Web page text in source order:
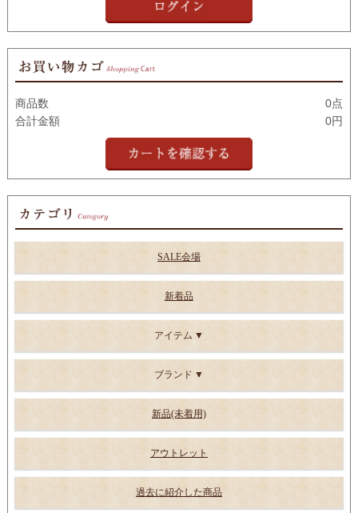
商品数
0点
合計金額
0円
SALE会場
新着品
アイテム
ブランド
新品(未着用)
アウトレット
過去に紹介した商品